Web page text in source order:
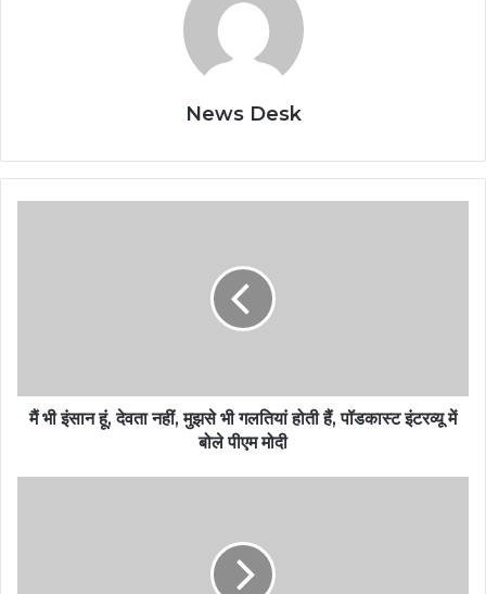
News Desk
मैं भी इंसान हूं, देवता नहीं, मुझसे भी गलतियां होती हैं, पॉडकास्ट इंटरव्यू में
बोले पीएम मोदी